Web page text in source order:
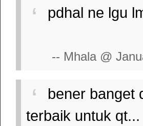
pdhal ne lgu
-- Mhala @
bener banget
terbaik untuk qt...